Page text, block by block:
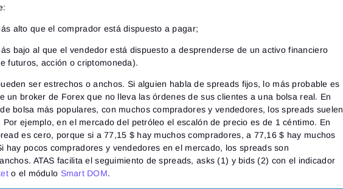
alto que el comprador está dispuesto a pagar;
bajo al que el vendedor está dispuesto a desprenderse de un activo financiero
futuros, acción o criptomoneda).
ser estrechos o anchos. Si alguien habla de spreads fijos, lo más probable es
un broker de Forex que no lleva las órdenes de sus clientes a una bolsa real. En
bolsa más populares, con muchos compradores y vendedores, los spreads suelen
Por ejemplo, en el mercado del petróleo el escalón de precio es de 1 céntimo. En
es cero, porque si a 77,15 $ hay muchos compradores, a 77,16 $ hay muchos
hay pocos compradores y vendedores en el mercado, los spreads son
ATAS facilita el seguimiento de spreads, asks (1) y bids (2) con el indicador
o el módulo Smart DOM.